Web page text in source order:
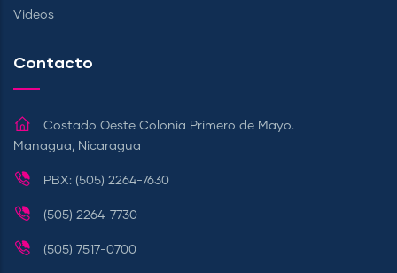
Videos
Contacto
Costado Oeste Colonia Primero de Mayo.
Managua, Nicaragua
PBX: (505) 2264-7630
(505) 2264-7730
(505) 7517-0700